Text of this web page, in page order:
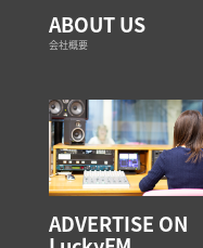
ABOUT US
会社概要
ADVERTISE ON